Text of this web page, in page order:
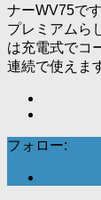
ナーWV75で
プレミアムら
は充電式でコ
連続で使えま
フォロー: